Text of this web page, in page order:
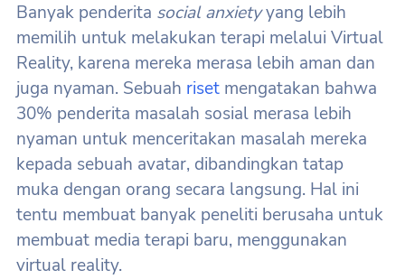
Banyak penderita social anxietyyang lebih
memilih untuk melakukan terapi melalui Virtual
Reality, karena mereka merasa lebih aman dan
juga nyaman. Sebuah riset mengatakan bahwa
30% penderita masalah sosial merasa lebih
nyaman untuk menceritakan masalah mereka
kepada sebuah avatar, dibandingkan tatap
muka dengan orang secara langsung. Hal ini
tentu membuat banyak peneliti berusaha untuk
membuat media terapi baru, menggunakan
virtual reality.